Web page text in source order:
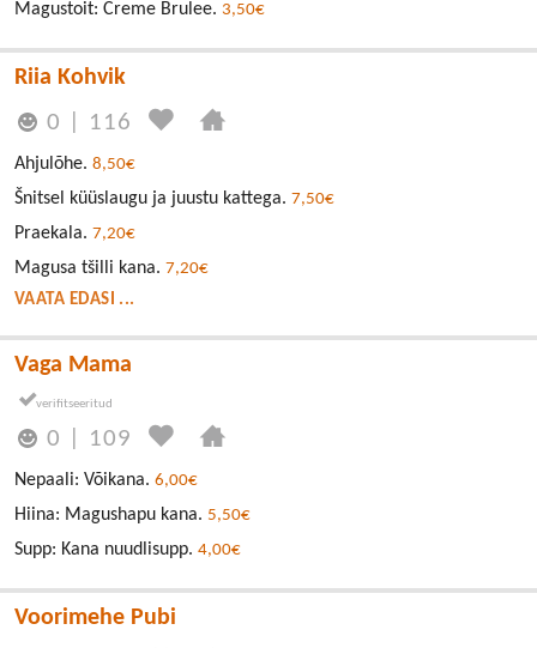
Magustoit: Creme Brulee. 3,50€
Riia Kohvik
0 116
Ahjulõhe. 8,50€
Šnitsel küüslaugu ja juustu kattega. 7,50€
Praekala. 7,20€
Magusa tšilli kana. 7,20€
VAATA EDASI ...
Vaga Mama
0 109
Nepaali: Võikana. 6,00€
Hiina: Magushapu kana. 5,50€
Supp: Kana nuudlisupp. 4,00€
Voorimehe Pubi